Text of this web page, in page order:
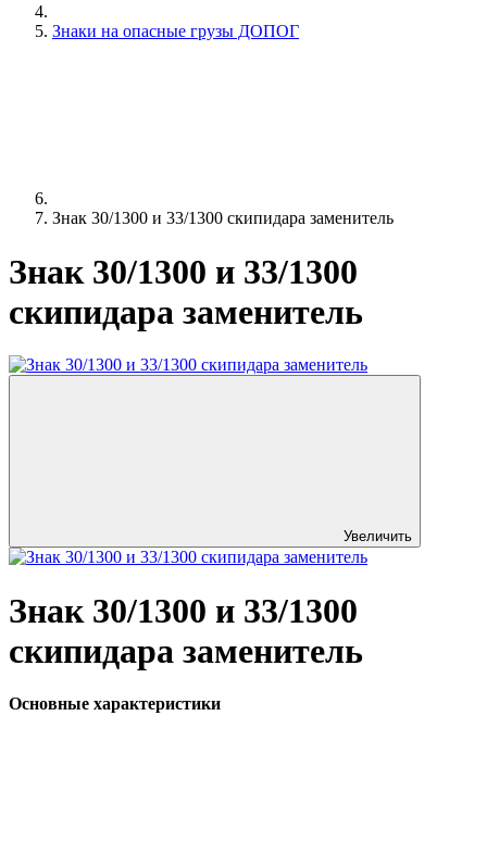
Знаки на опасные грузы ДОПОГ
Знак 30/1300 и 33/1300 скипидара заменитель
Знак 30/1300 и 33/1300
скипидара заменитель
Увеличить
Знак 30/1300 и 33/1300
скипидара заменитель
Основные характеристики